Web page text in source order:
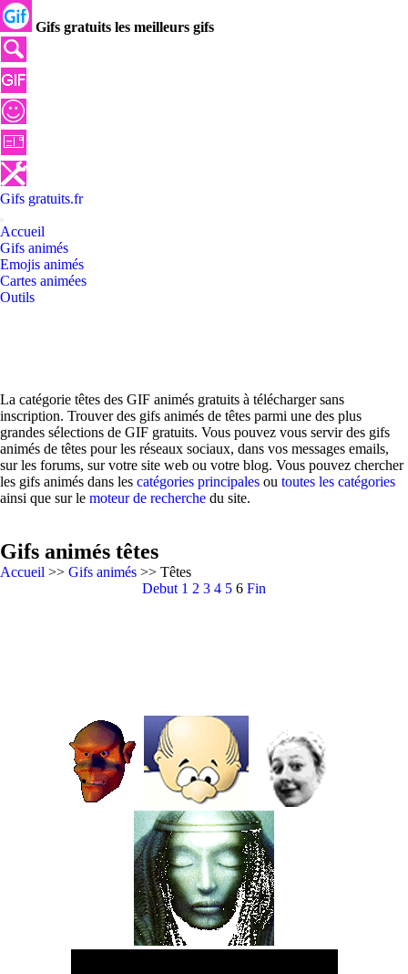
Gifs gratuits les meilleurs gifs
Gifs gratuits.fr
Accueil
Gifs animés
Emojis animés
Cartes animées
Outils
La catégorie têtes des GIF animés gratuits à télécharger sans
inscription. Trouver des gifs animés de têtes parmi une des plus
grandes sélections de GIF gratuits. Vous pouvez vous servir des gifs
animés de têtes pour les réseaux sociaux, dans vos messages emails,
sur les forums, sur votre site web ou votre blog. Vous pouvez chercher
les gifs animés dans les catégories principales ou toutes les catégories
ainsi que sur le moteur de recherche du site.
Gifs animés têtes
Accueil >> Gifs animés >> Têtes
Debut 1 2 3 4 5 6 Fin